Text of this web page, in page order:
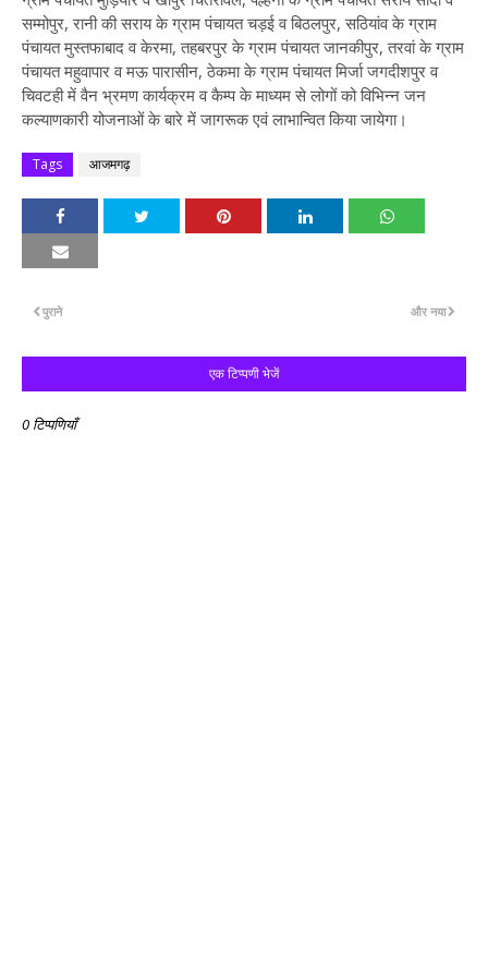
सम्मोपुर, रानी की सराय के ग्राम पंचायत चड़ई व बिठलपुर, सठियांव के ग्राम
पंचायत मुस्तफाबाद व केरमा, तहबरपुर के ग्राम पंचायत जानकीपुर, तरवां के ग्राम
पंचायत महुवापार व मऊ पारासीन, ठेकमा के ग्राम पंचायत मिर्जा जगदीशपुर व
चिवटही में वैन भ्रमण कार्यक्रम व कैम्प के माध्यम से लोगों को विभिन्न जन
कल्याणकारी योजनाओं के बारे में जागरूक एवं लाभान्वित किया जायेगा।
Tags आजमगढ़
और नया
पुराने
एक टिप्पणी भेजें
0 टिप्पणियाँ